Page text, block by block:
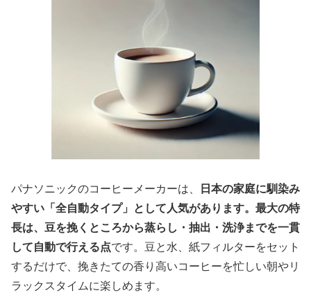
パナソニックのコーヒーメーカーは、
日本の家庭に馴染み
やすい「全自動タイプ」として人気があります。最大の特
長は、豆を挽くところから蒸らし・抽出・洗浄までを一貫
して自動で行える点です。豆と水、紙フィルターをセット
するだけで、挽きたての香り高いコーヒーを忙しい朝やリ
ラックスタイムに楽しめます。